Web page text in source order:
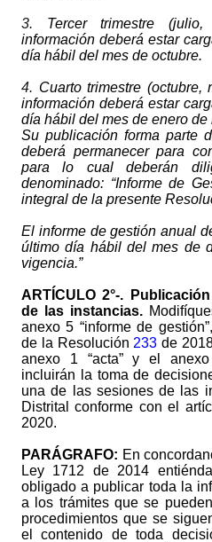
3. Tercer trimestre
información deberá estar
día hábil del mes de octubre.
4. Cuarto trimestre (octubre,
información deberá estar
día hábil del mes de enero
Su publicación forma parte
deberá permanecer para
para lo cual deberán
denominado: “Informe de
integral de la presente
El informe de gestión anual
último día hábil del mes de
vigencia.”
ARTÍCULO 2°-.
de las instancias.
anexo 5 “informe de
de la Resolución 233 de
anexo 1 “acta” y el
incluirán la toma de
una de las sesiones de las
Distrital conforme con el
2020.
PARÁGRAFO: En
Ley 1712 de 2014
obligado a publicar toda la
a los trámites que se
procedimientos que se
el contenido de toda